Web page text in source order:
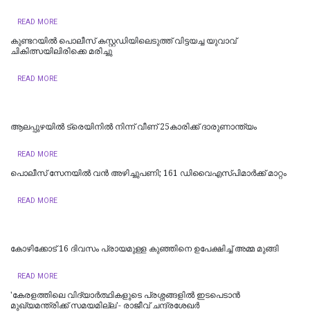
READ MORE
കുണ്ടറയിൽ പൊലീസ് കസ്റ്റഡിയിലെടുത്ത് വിട്ടയച്ച യുവാവ്
ചികിത്സയിലിരിക്കെ മരിച്ചു
READ MORE
ആലപ്പുഴയിൽ ട്രെയിനില്‍ നിന്ന് വീണ് 25കാരിക്ക് ദാരുണാന്ത്യം
READ MORE
പൊലീസ് സേനയിൽ വൻ അഴിച്ചുപണി; 161 ഡിവൈഎസ്പിമാര്‍ക്ക് മാറ്റം
READ MORE
കോഴിക്കോട് 16 ​ദിവസം പ്രായമുള്ള കുഞ്ഞിനെ ഉപേക്ഷിച്ച് അമ്മ മുങ്ങി
READ MORE
'കേരളത്തിലെ വിദ്യാർത്ഥികളുടെ പ്രശ്നങ്ങളിൽ ഇടപെടാൻ
മുഖ്യമന്ത്രിക്ക് സമയമില്ല'- രാജീവ് ചന്ദ്രശേഖർ